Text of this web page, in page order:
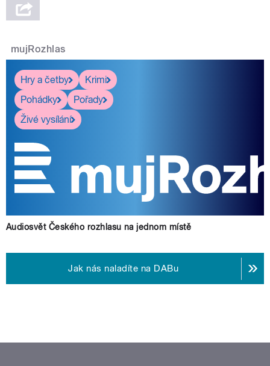
mujRozhlas
Hry a četby
Krimi
Pohádky
Pořady
Živé vysílání
Audiosvět Českého rozhlasu na jednom místě
Jak nás naladíte na DABu